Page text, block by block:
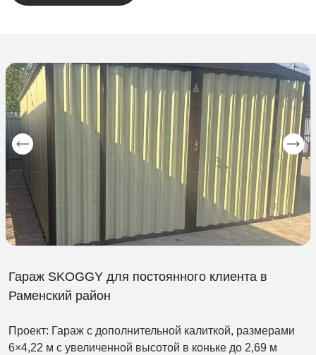
Гараж SKOGGY для постоянного клиента в
Раменский район
Проект: Гараж с дополнительной калиткой, размерами
6×4,22 м с увеличенной высотой в коньке до 2,69 м